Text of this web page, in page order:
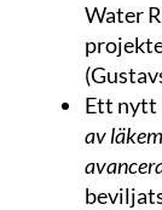
Water
(
Ett nytt
av